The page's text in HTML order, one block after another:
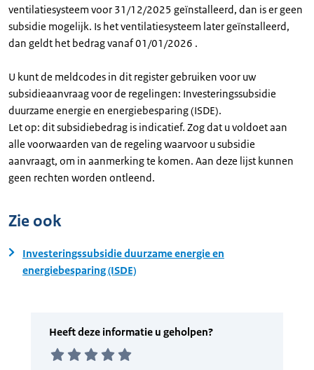
ventilatiesysteem voor 31/12/2025 geïnstalleerd, dan is er geen
subsidie mogelijk. Is het ventilatiesysteem later geïnstalleerd,
dan geldt het bedrag vanaf 01/01/2026 .
U kunt de meldcodes in dit register gebruiken voor uw
subsidieaanvraag voor de regelingen: Investeringssubsidie
duurzame energie en energiebesparing (ISDE).
Let op: dit subsidiebedrag is indicatief. Zog dat u voldoet aan
alle voorwaarden van de regeling waarvoor u subsidie
aanvraagt, om in aanmerking te komen. Aan deze lijst kunnen
geen rechten worden ontleend.
Zie ook
Investeringssubsidie duurzame energie en
energiebesparing (ISDE)